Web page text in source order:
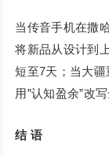
当传音手机在撒
将新品从设计到
短至7天；当大
用”认知盈余”改
结 语